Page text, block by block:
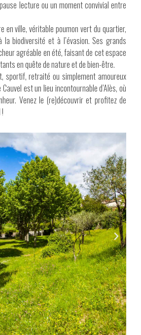
lecture ou un moment convivial entre
en ville, véritable poumon vert du quartier,
la biodiversité et à l’évasion. Ses grands
agréable en été, faisant de cet espace
en quête de nature et de bien-être.
sportif, retraité ou simplement amoureux
est un lieu incontournable d’Alès, où
Venez le (re)découvrir et profitez de